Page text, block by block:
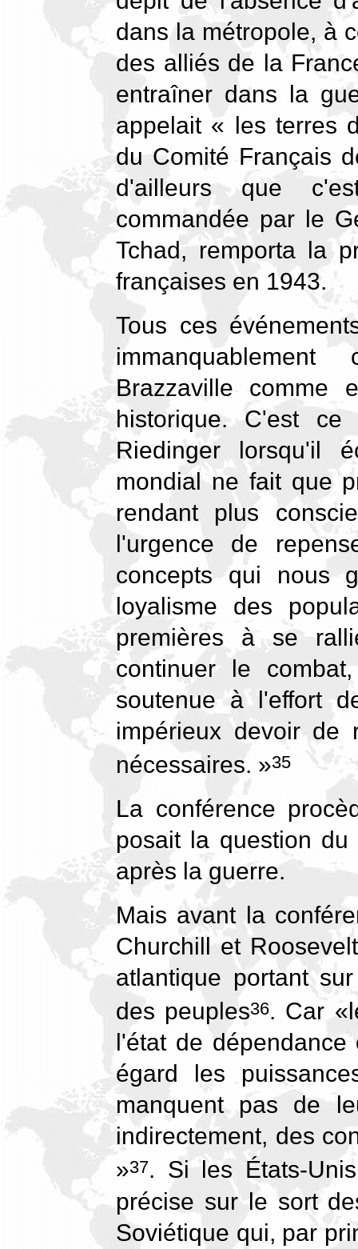
dans la métropole, à
des alliés de la
entraîner dans la
appelait « les terres
du Comité Français
d'ailleurs que
commandée par le
Tchad, remporta la
françaises en 1943.
Tous ces
Brazzaville comme
historique. C'est ce
Riedinger lorsqu'il
mondial ne fait que
rendant plus
l'urgence de
concepts qui nous
loyalisme des
premières à se
continuer le
soutenue à l'effort
impérieux devoir de
nécessaires. »35
La conférence
posait la question
après la guerre.
Mais avant la
Churchill et
atlantique portant
des peuples36. Car
l'état de
égard les
manquent pas de
indirectement, des
»37. Si les États-
précise sur le sort
Soviétique qui, par